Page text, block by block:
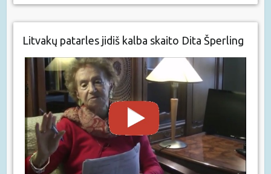
Litvakų patarles jidiš kalba skaito Dita Šperling